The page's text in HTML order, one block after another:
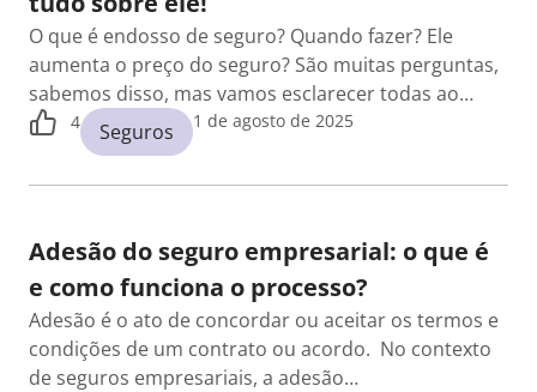
O que é endosso de seguro? Quando fazer? Ele
aumenta o preço do seguro? São muitas perguntas,
sabemos disso, mas vamos esclarecer todas ao…
4 Seguros 1 de agosto de 2025
Adesão do seguro empresarial: o que é
e como funciona o processo?
Adesão é o ato de concordar ou aceitar os termos e
condições de um contrato ou acordo. No contexto
de seguros empresariais, a adesão…